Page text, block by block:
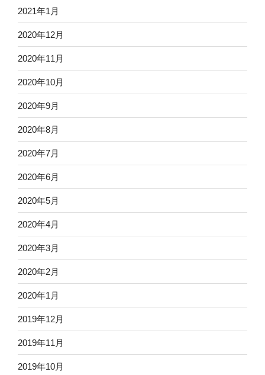
2021年1月
2020年12月
2020年11月
2020年10月
2020年9月
2020年8月
2020年7月
2020年6月
2020年5月
2020年4月
2020年3月
2020年2月
2020年1月
2019年12月
2019年11月
2019年10月